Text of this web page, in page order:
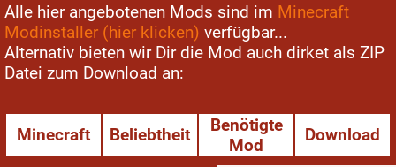
Alle hier angebotenen Mods sind im Minecraft
Modinstaller (hier klicken) verfügbar...
Alternativ bieten wir Dir die Mod auch dirket als ZIP
Datei zum Download an:
Minecraft Beliebtheit
Benötigte
Mod
Download